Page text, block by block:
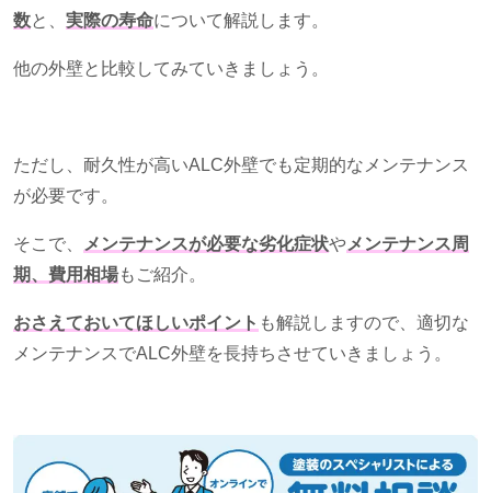
数と、 実際の寿命について解説します。
他の外壁と比較してみていきましょう。
ただし、耐久性が高いALC外壁でも定期的なメンテナンス
が必要です。
そこで、 メンテナンスが必要な劣化症状やメンテナンス周
期、費用相場もご紹介。
おさえておいてほしいポイント も解説しますので、適切な
メンテナンスでALC外壁を長持ちさせていきましょう。